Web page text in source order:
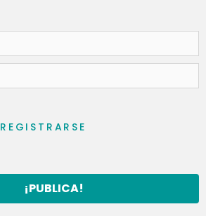
REGISTRARSE
¡PUBLICA!